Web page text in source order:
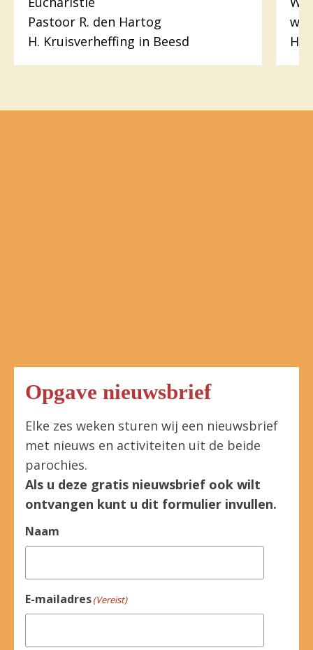
Pastoor R. den Hartog
H. Kruisverheffing in Beesd
Opgave nieuwsbrief
Elke zes weken sturen wij een nieuwsbrief
met nieuws en activiteiten uit de beide
parochies.
Als u deze gratis nieuwsbrief ook wilt
ontvangen kunt u dit formulier invullen.
Naam
E-mailadres(Vereist)